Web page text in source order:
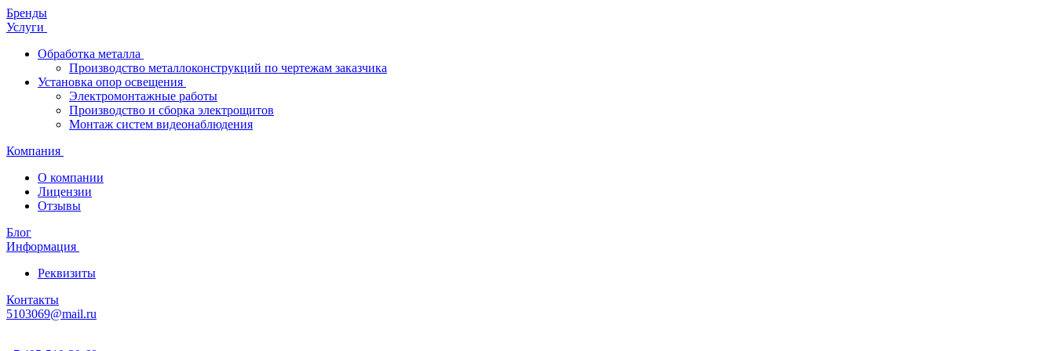
Бренды
Услуги
Обработка металла
Производство металлоконструкций по чертежам заказчика
Установка опор освещения
Электромонтажные работы
Производство и сборка электрощитов
Монтаж систем видеонаблюдения
Компания
О компании
Лицензии
Отзывы
Блог
Информация
Реквизиты
Контакты
5103069@mail.ru